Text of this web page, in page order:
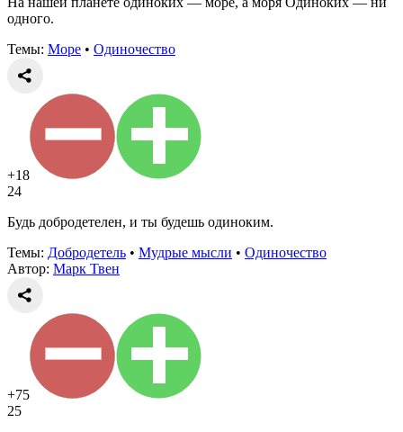
одного.
Темы: Море • Одиночество
+18
24
Будь добродетелен, и ты будешь одиноким.
Темы: Добродетель • Мудрые мысли • Одиночество
Автор: Марк Твен
+75
25